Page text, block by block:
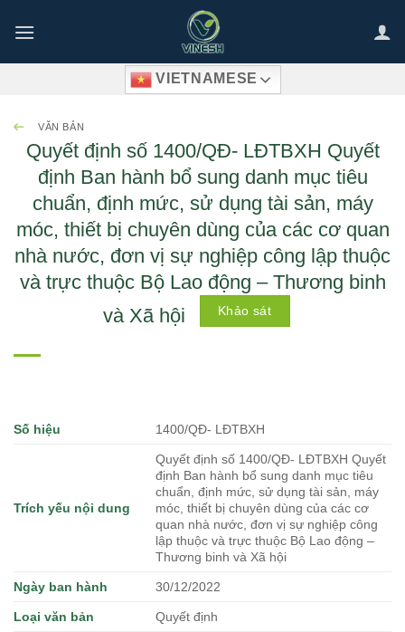
qua
VIETNAMESE
VĂN BẢN
Quyết định số 1400/QĐ- LĐTBXH Quyết
định Ban hành bổ sung danh mục tiêu
chuẩn, định mức, sử dụng tài sản, máy
móc, thiết bị chuyên dùng của các cơ quan
nhà nước, đơn vị sự nghiệp công lập thuộc
và trực thuộc Bộ Lao động – Thương binh
và Xã hội
Khảo sát
Số hiệu 1400/QĐ- LĐTBXH
Trích yếu nội dung
Quyết định số 1400/QĐ- LĐTBXH Quyết
định Ban hành bổ sung danh mục tiêu
chuẩn, định mức, sử dụng tài sản, máy
móc, thiết bị chuyên dùng của các cơ
quan nhà nước, đơn vị sự nghiệp công
lập thuộc và trực thuộc Bộ Lao động –
Thương binh và Xã hội
Ngày ban hành 30/12/2022
Loại văn bản Quyết định